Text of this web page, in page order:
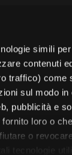
simili
contenuti
traffico) come
sul modo
pubblicità e
loro o
o
tecnologie
Piemonte